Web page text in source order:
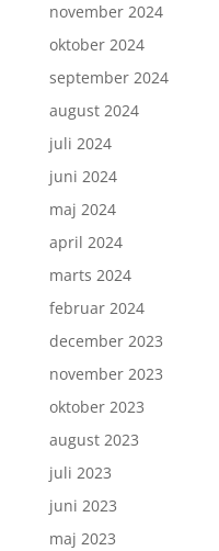
november 2024
oktober 2024
september 2024
august 2024
juli 2024
juni 2024
maj 2024
april 2024
marts 2024
februar 2024
december 2023
november 2023
oktober 2023
august 2023
juli 2023
juni 2023
maj 2023